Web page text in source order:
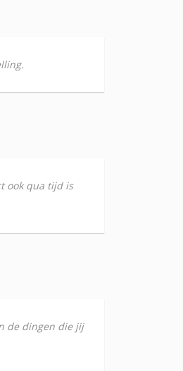
ook qua tijd is
de dingen die jij